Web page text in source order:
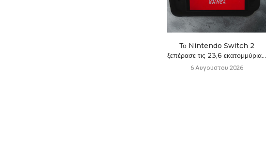
Το Nintendo Switch 2
ξεπέρασε τις 23,6 εκατομμύρια...
6 Αυγούστου 2026